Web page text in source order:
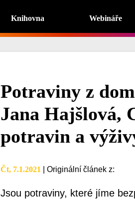
Knihovna Webináře
Potraviny z
Jana Hajšlová,
potravin a
Čt, 7.1.2021 Originální článek z:
Jsou potraviny, které jíme